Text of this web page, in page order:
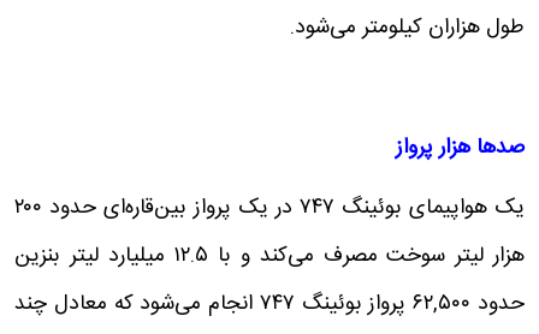
طول هزاران کیلومتر می‌شود.
صدها هزار پرواز
یک هواپیمای بوئینگ ۷۴۷ در یک پرواز بین‌قاره‌ای حدود ۲۰۰
هزار لیتر سوخت مصرف می‌کند و با ۱۲.۵ میلیارد لیتر بنزین
حدود ۶۲,۵۰۰ پرواز بوئینگ ۷۴۷ انجام می‌شود که معادل چند